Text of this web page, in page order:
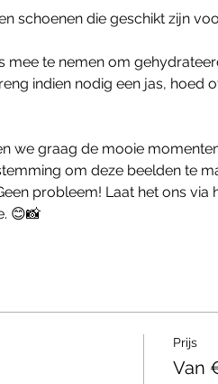
schoenen die geschikt zijn
mee te nemen om
indien nodig een jas, hoed
we graag de mooie
om deze beelden te
probleem! Laat het ons
😊📸
Prijs
Van